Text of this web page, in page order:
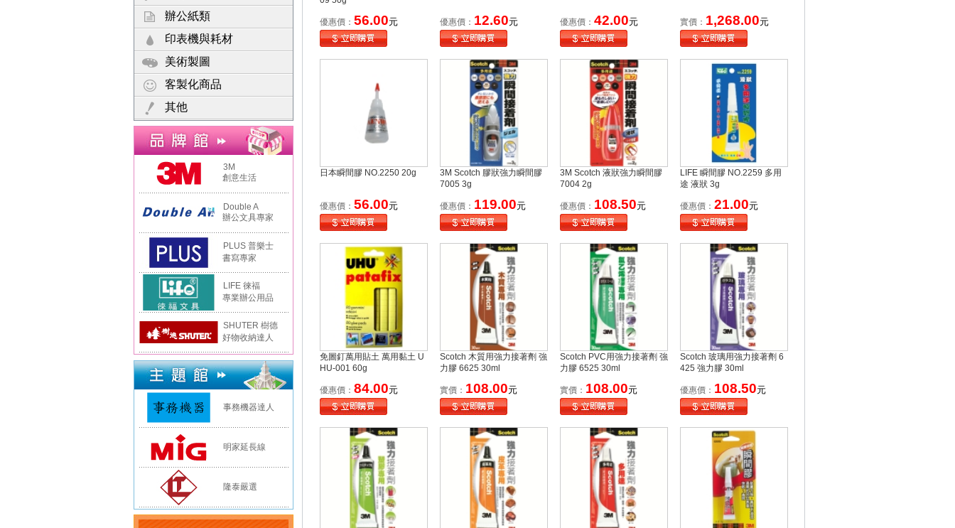
辦公紙類
印表機與耗材
美術製圖
客製化商品
其他
3M
創意生活
Double A
辦公文具專家
PLUS 普樂士
書寫專家
LIFE 徠福
專業辦公用品
SHUTER 樹德
好物收納達人
事務機器達人
明家延長線
隆泰嚴選
優惠價： 56.00元 優惠價： 12.60元 優惠價： 42.00元 實價： 1,268.00元
日本瞬間膠 NO.2250 20g
優惠價： 56.00元
3M Scotch 膠狀強力瞬間膠
7005 3g
優惠價： 119.00元
3M Scotch 液狀強力瞬間膠
7004 2g
優惠價： 108.50元
LIFE 瞬間膠 NO.2259 多用
途 液狀 3g
優惠價： 21.00元
免圖釘萬用貼土 萬用黏土 U
HU-001 60g
優惠價： 84.00元
Scotch 木質用強力接著劑 強
力膠 6625 30ml
實價： 108.00元
Scotch PVC用強力接著劑 強
力膠 6525 30ml
實價： 108.00元
Scotch 玻璃用強力接著劑 6
425 強力膠 30ml
優惠價： 108.50元